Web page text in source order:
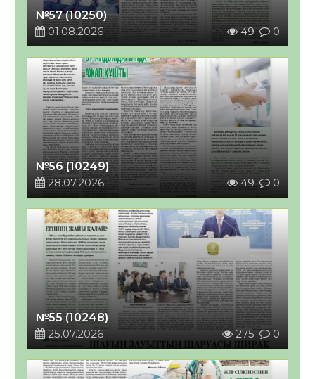
№57 (10250)
01.08.2026
49 0
№56 (10249)
28.07.2026
49 0
№55 (10248)
25.07.2026
275 0